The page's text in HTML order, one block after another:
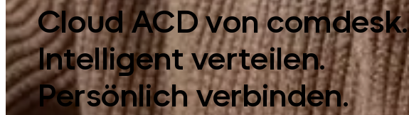
Cloud ACD von comdesk.
Intelligent verteilen.
Persönlich verbinden.